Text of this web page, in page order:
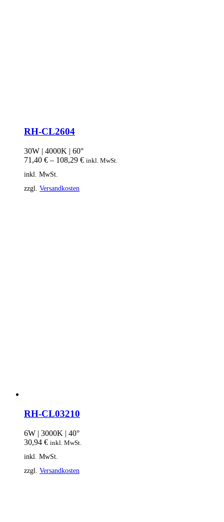
RH-CL2604
30W | 4000K | 60°
71,40 € – 108,29 € inkl. MwSt.
inkl. MwSt.
zzgl. Versandkosten
RH-CL03210
6W | 3000K | 40°
30,94 € inkl. MwSt.
inkl. MwSt.
zzgl. Versandkosten